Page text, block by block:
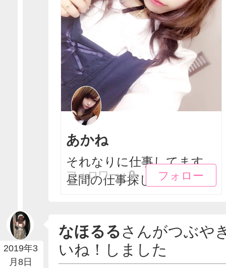
あかね
それなりに仕事してます
昼間の仕事探し中です
フォロー
フォロー
フォロワー：9
2019年3
月8日
なほるるさんがつぶや
いね！しました